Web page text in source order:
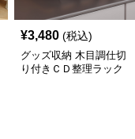
¥3,480 (税込)
グッズ収納 木目調仕切
り付きＣＤ整理ラック